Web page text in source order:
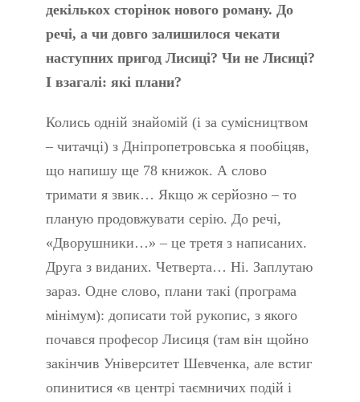
декількох сторінок нового роману. До
речі, а чи довго залишилося чекати
наступних пригод Лисиці? Чи не Лисиці?
І взагалі: які плани?
Колись одній знайомій (і за сумісництвом
– читачці) з Дніпропетровська я пообіцяв,
що напишу ще 78 книжок. А слово
тримати я звик… Якщо ж серйозно – то
планую продовжувати серію. До речі,
«Дворушники…» – це третя з написаних.
Друга з виданих. Четверта… Ні. Заплутаю
зараз. Одне слово, плани такі (програма
мінімум): дописати той рукопис, з якого
почався професор Лисиця (там він щойно
закінчив Університет Шевченка, але встиг
опинитися «в центрі таємничих подій і